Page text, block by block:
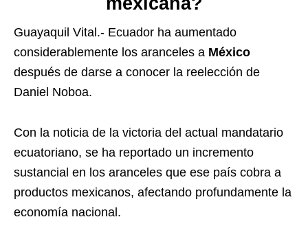
Guayaquil Vital.- Ecuador ha aumentado
considerablemente los aranceles a México
después de darse a conocer la reelección de
Daniel Noboa.
Con la noticia de la victoria del actual mandatario
ecuatoriano, se ha reportado un incremento
sustancial en los aranceles que ese país cobra a
productos mexicanos, afectando profundamente la
economía nacional.